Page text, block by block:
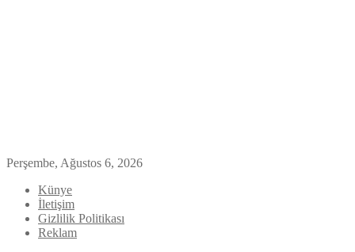
Perşembe, Ağustos 6, 2026
Künye
İletişim
Gizlilik Politikası
Reklam